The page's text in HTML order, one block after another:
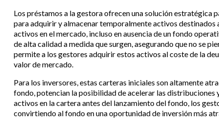
Los préstamos a la gestora ofrecen una solución
para adquirir y almacenar temporalmente activos
activos en el mercado, incluso en ausencia de un fondo
de alta calidad a medida que surgen, asegurando que no se
permite a los gestores adquirir estos activos al coste de la
valor de mercado.
Para los inversores, estas carteras iniciales son altamente
fondo, potencian la posibilidad de acelerar las distribuciones
activos en la cartera antes del lanzamiento del fondo, los
convirtiendo al fondo en una oportunidad de inversión más